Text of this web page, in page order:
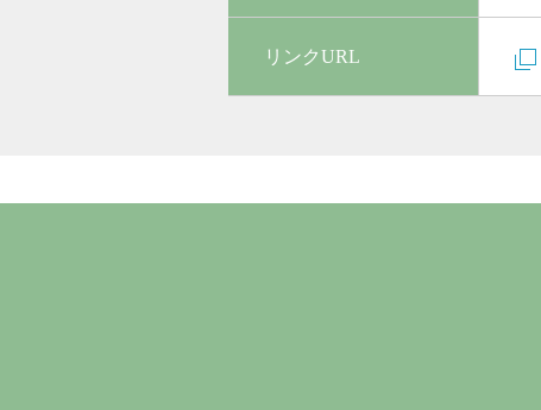
リンクURL